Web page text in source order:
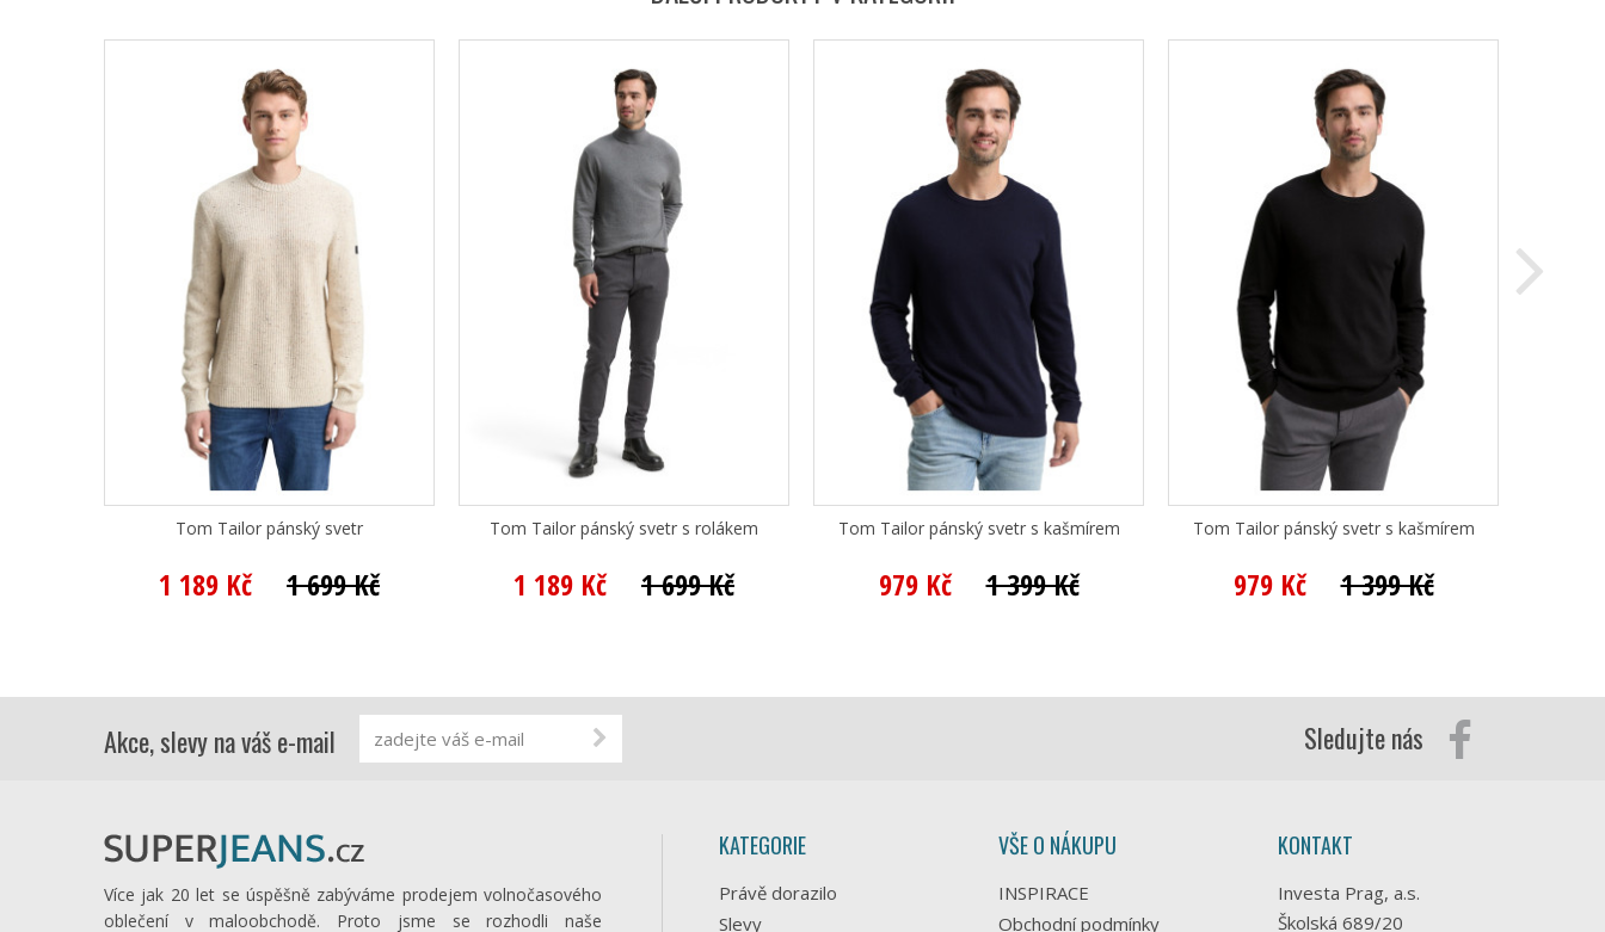
Tom Tailor pánský svetr
1 189 Kč 1 699 Kč
Tom Tailor pánský svetr s rolákem
1 189 Kč 1 699 Kč
Tom Tailor pánský svetr s kašmírem
979 Kč 1 399 Kč
Tom Tailor pánský svetr s kašmírem
979 Kč 1 399 Kč
Akce, slevy na váš e-mail Sledujte nás
Více jak 20 let se úspěšně zabýváme prodejem volnočasového
oblečení v maloobchodě. Proto jsme se rozhodli naše
KATEGORIE
Právě dorazilo
Slevy
VŠE O NÁKUPU
INSPIRACE
Obchodní podmínky
KONTAKT
Investa Prag, a.s.
Školská 689/20